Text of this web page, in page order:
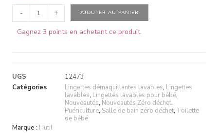
- + AJOUTER AU PANIER
Gagnez 3 points en achetant ce produit.
UGS
12473
Catégories
Lingettes démaquillantes lavables, Lingettes
lavables, Lingettes lavables pour bébé,
Nouveautés, Nouveautés Zéro déchet,
Puériculture, Salle de bain zéro déchet, Toilette
de bébé
Marque : Hutil